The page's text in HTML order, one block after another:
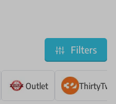
Filters
Outlet